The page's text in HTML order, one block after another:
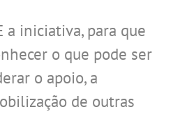
a iniciativa, para que
o que pode ser
o apoio, a
de outras